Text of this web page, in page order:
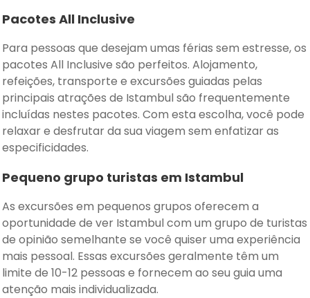
Pacotes All Inclusive
Para pessoas que desejam umas férias sem estresse, os
pacotes All Inclusive são perfeitos. Alojamento,
refeições, transporte e excursões guiadas pelas
principais atrações de Istambul são frequentemente
incluídas nestes pacotes. Com esta escolha, você pode
relaxar e desfrutar da sua viagem sem enfatizar as
especificidades.
Pequeno grupo turistas em Istambul
As excursões em pequenos grupos oferecem a
oportunidade de ver Istambul com um grupo de turistas
de opinião semelhante se você quiser uma experiência
mais pessoal. Essas excursões geralmente têm um
limite de 10-12 pessoas e fornecem ao seu guia uma
atenção mais individualizada.